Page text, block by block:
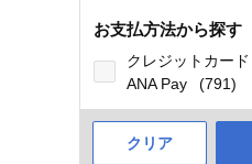
お支払方法から探す
クレジットカード
ANA Pay
(791)
クリア